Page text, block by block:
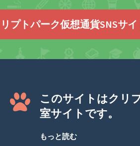
プトパーク仮想通貨SNSサイ
このサイトはクリ
室サイトです。
もっと読む